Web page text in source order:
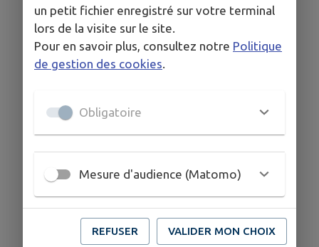
Habitants de Saint-Pierre et des alentours, n'hésitez
pas à passer une commande par téléphone ou par
message. Une livraison est toujours possible !
Retrouvez également les bières de la Brasserie des
- L'Ardoise de St-Pierre
COORDONNÉES
houblonne.ton.bec@brasserie-des-nids.fr
www.brasserie-des-nids.fr/
un petit fichier enregistré sur votre terminal
lors de la visite sur le site.
Pour en savoir plus, consultez notre Politique
de gestion des cookies
Obligatoire
Mesure d'audience (Matomo)
REFUSER VALIDER MON CHOIX